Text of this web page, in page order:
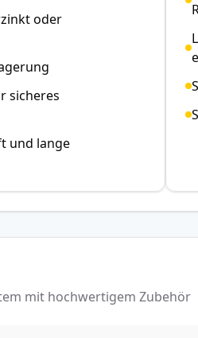
oder
sicheres
und lange
mit hochwertigem Zubehör